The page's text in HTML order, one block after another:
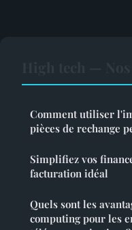
Comment utiliser
pièces de rechange
Simplifiez vos
facturation idéal
Quels sont les
computing pour les